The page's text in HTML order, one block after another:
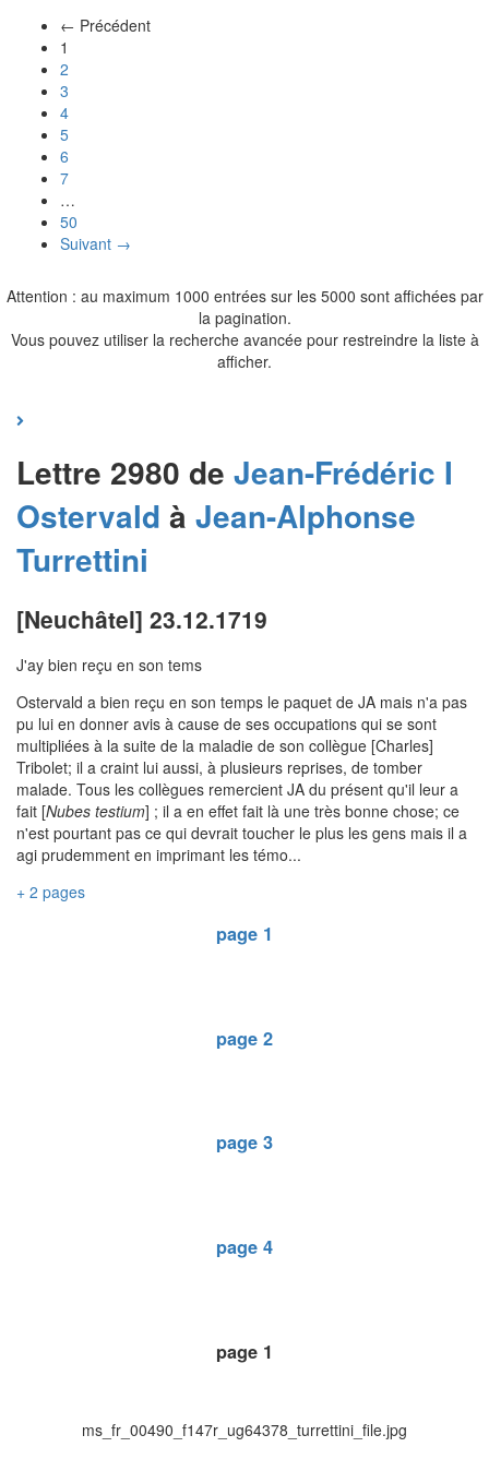
← Précédent
1
2
3
4
5
6
7
…
50
Suivant →
Attention : au maximum 1000 entrées sur les 5000 sont affichées par
la pagination.
Vous pouvez utiliser la recherche avancée pour restreindre la liste à
afficher.
Lettre 2980 de Jean-Frédéric I
Ostervald à Jean-Alphonse
Turrettini
[Neuchâtel] 23.12.1719
J'ay bien reçu en son tems
Ostervald a bien reçu en son temps le paquet de JA mais n'a pas
pu lui en donner avis à cause de ses occupations qui se sont
multipliées à la suite de la maladie de son collègue [Charles]
Tribolet; il a craint lui aussi, à plusieurs reprises, de tomber
malade. Tous les collègues remercient JA du présent qu'il leur a
fait [Nubes testium] ; il a en effet fait là une très bonne chose; ce
n'est pourtant pas ce qui devrait toucher le plus les gens mais il a
agi prudemment en imprimant les témo...
+ 2 pages
page 1
page 2
page 3
page 4
page 1
ms_fr_00490_f147r_ug64378_turrettini_file.jpg